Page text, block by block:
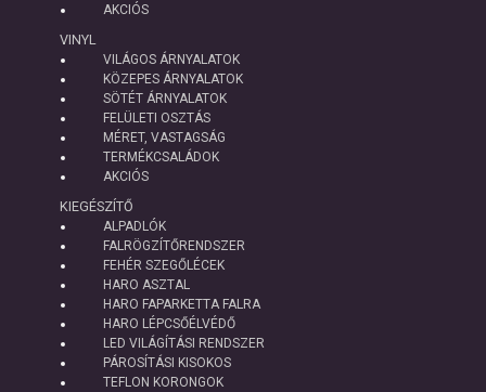
AKCIÓS
VINYL
VILÁGOS ÁRNYALATOK
KÖZEPES ÁRNYALATOK
SÖTÉT ÁRNYALATOK
FELÜLETI OSZTÁS
MÉRET, VASTAGSÁG
TERMÉKCSALÁDOK
AKCIÓS
KIEGÉSZÍTŐ
ALPADLÓK
FALRÖGZÍTŐRENDSZER
FEHÉR SZEGŐLÉCEK
HARO ASZTAL
HARO FAPARKETTA FALRA
HARO LÉPCSŐÉLVÉDŐ
LED VILÁGÍTÁSI RENDSZER
PÁROSÍTÁSI KISOKOS
TEFLON KORONGOK